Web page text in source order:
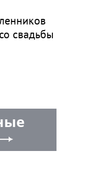
свадьбы